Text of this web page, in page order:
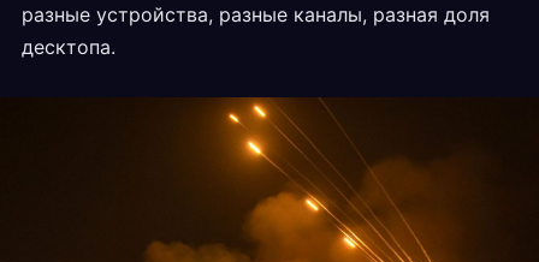
разные устройства, разные каналы, разная доля
десктопа.